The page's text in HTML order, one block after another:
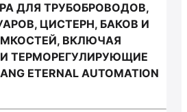
ДЛЯ ТРУБОБРОВОДОВ,
ЦИСТЕРН, БАКОВ И
ВКЛЮЧАЯ
ТЕРМОРЕГУЛИРУЮЩИЕ
ETERNAL AUTOMATION